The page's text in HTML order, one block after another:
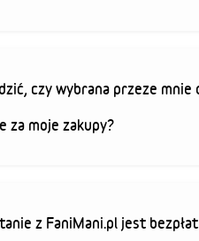
czy wybrana przeze mnie
za moje zakupy?
z FaniMani.pl jest